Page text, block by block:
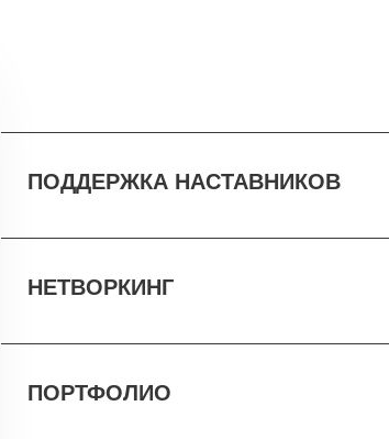
ПОДДЕРЖКА НАСТАВНИКОВ
НЕТВОРКИНГ
ПОРТФОЛИО